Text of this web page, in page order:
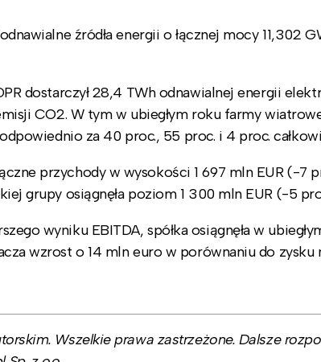
źródła energii o łącznej mocy 11,302
dostarczył 28,4 TWh odnawialnej energii
CO2. W tym w ubiegłym roku farmy
za 40 proc., 55 proc. i 4 proc.
przychody w wysokości 1 697 mln EUR (-7
grupy osiągnęła poziom 1 300 mln EUR (-5
wyniku EBITDA, spółka osiągnęła w
wzrost o 14 mln euro w porównaniu do zysku
Wszelkie prawa zastrzeżone. Dalsze